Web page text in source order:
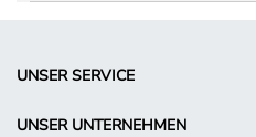
UNSER SERVICE
UNSER UNTERNEHMEN